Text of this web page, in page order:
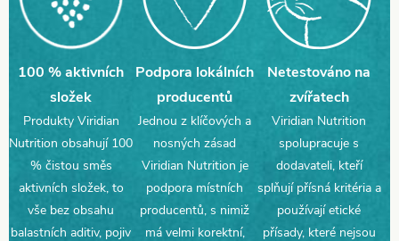
100 % aktivních
složek
Podpora lokálních
producentů
Netestováno na
zvířatech
Produkty Viridian
Nutrition obsahují 100
% čistou směs
aktivních složek, to
vše bez obsahu
balastních aditiv, pojiv
Jednou z klíčových a
nosných zásad
Viridian Nutrition je
podpora místních
producentů, s nimiž
má velmi korektní,
Viridian Nutrition
spolupracuje s
dodavateli, kteří
splňují přísná kritéria a
používají etické
přísady, které nejsou